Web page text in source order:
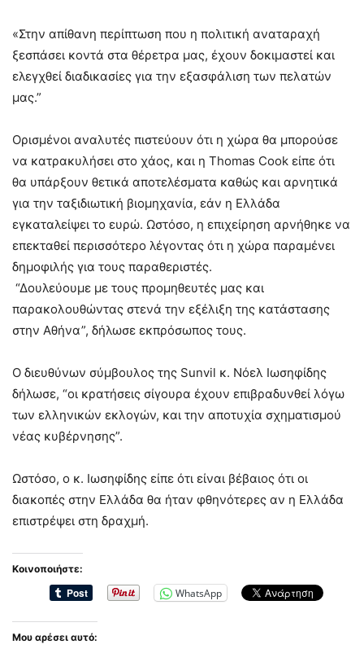
«Στην απίθανη περίπτωση που η πολιτική αναταραχή
ξεσπάσει κοντά στα θέρετρα μας, έχουν δοκιμαστεί και
ελεγχθεί διαδικασίες για την εξασφάλιση των πελατών
μας.”
Ορισμένοι αναλυτές πιστεύουν ότι η χώρα θα μπορούσε
να κατρακυλήσει στο χάος, και η Thomas Cook είπε ότι
θα υπάρξουν θετικά αποτελέσματα καθώς και αρνητικά
για την ταξιδιωτική βιομηχανία, εάν η Ελλάδα
εγκαταλείψει το ευρώ. Ωστόσο, η επιχείρηση αρνήθηκε να
επεκταθεί περισσότερο λέγοντας ότι η χώρα παραμένει
δημοφιλής για τους παραθεριστές.
“Δουλεύουμε με τους προμηθευτές μας και
παρακολουθώντας στενά την εξέλιξη της κατάστασης
στην Αθήνα”, δήλωσε εκπρόσωπος τους.
Ο διευθύνων σύμβουλος της Sunvil κ. Νόελ Ιωσηφίδης
δήλωσε, “οι κρατήσεις σίγουρα έχουν επιβραδυνθεί λόγω
των ελληνικών εκλογών, και την αποτυχία σχηματισμού
νέας κυβέρνησης”.
Ωστόσο, ο κ. Ιωσηφίδης είπε ότι είναι βέβαιος ότι οι
διακοπές στην Ελλάδα θα ήταν φθηνότερες αν η Ελλάδα
επιστρέψει στη δραχμή.
Κοινοποιήστε:
WhatsApp
Μου αρέσει αυτό: